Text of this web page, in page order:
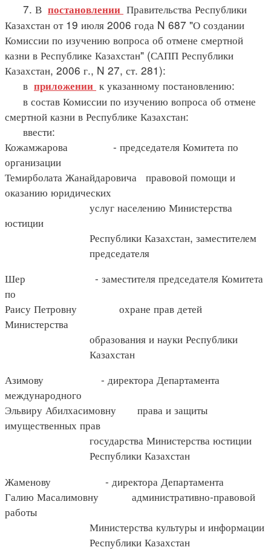
7. В постановлении Правительства Республики
Казахстан от 19 июля 2006 года N 687 "О создании
Комиссии по изучению вопроса об отмене смертной
казни в Республике Казахстан" (САПП Республики
Казахстан, 2006 г., N 27, ст. 281):
в приложении к указанному постановлению:
в состав Комиссии по изучению вопроса об отмене
смертной казни в Республике Казахстан:
ввести:
Кожамжарова - председателя Комитета по
организации
Темирболата Жанайдаровича правовой помощи и
оказанию юридических
услуг населению Министерства
юстиции
Республики Казахстан, заместителем
председателя
Шер - заместителя председателя Комитета
по
Раису Петровну охране прав детей
Министерства
образования и науки Республики
Казахстан
Азимову - директора Департамента
международного
Эльвиру Абилхасимовну права и защиты
имущественных прав
государства Министерства юстиции
Республики Казахстан
Жаменову - директора Департамента
Галию Масалимовну административно-правовой
работы
Министерства культуры и информации
Республики Казахстан